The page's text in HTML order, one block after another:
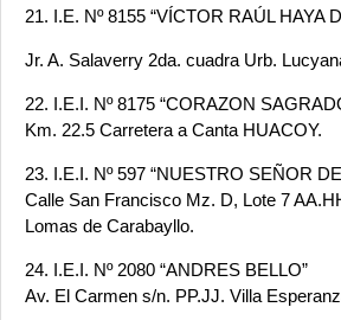
21. I.E. Nº 8155 “VÍCTOR RAÚL HAYA
Jr. A. Salaverry 2da. cuadra Urb.
22. I.E.I. Nº 8175 “CORAZON
Km. 22.5 Carretera a Canta HUACOY.
23. I.E.I. Nº 597 “NUESTRO SEÑOR
Calle San Francisco Mz. D, Lote 7
Lomas de Carabayllo.
24. I.E.I. Nº 2080 “ANDRES BELLO”
Av. El Carmen s/n. PP.JJ. Villa